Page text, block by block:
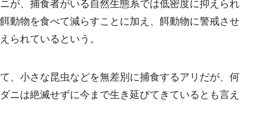
が、捕食者がいる自然生態系では低密度に抑えられ
動物を食べて減らすことに加え、餌動物に警戒させ
られているという。
、小さな昆虫などを無差別に捕食するアリだが、何
ニは絶滅せずに今まで生き延びてきているとも言え